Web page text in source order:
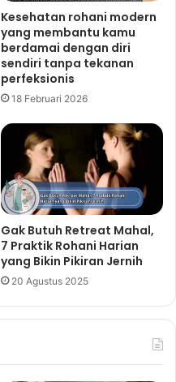
Kesehatan rohani modern
yang membantu kamu
berdamai dengan diri
sendiri tanpa tekanan
perfeksionis
18 Februari 2026
Gak Butuh Retreat Mahal,
7 Praktik Rohani Harian
yang Bikin Pikiran Jernih
20 Agustus 2025